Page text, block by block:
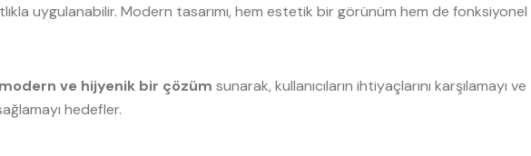
uygulanabilir. Modern tasarımı, hem estetik bir görünüm hem de fonksiyonel
ve hijyenik bir çözüm sunarak, kullanıcıların ihtiyaçlarını karşılamayı ve
hedefler.